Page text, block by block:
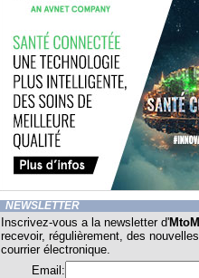
NEWSLETTER
Inscrivez-vous a la newsletter d'
recevoir, régulièrement, des
courrier électronique.
Email: